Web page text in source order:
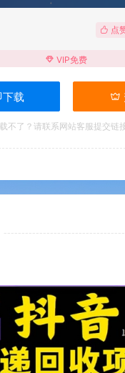
点
VIP免费
下载
不了？请联系网站客服提交链